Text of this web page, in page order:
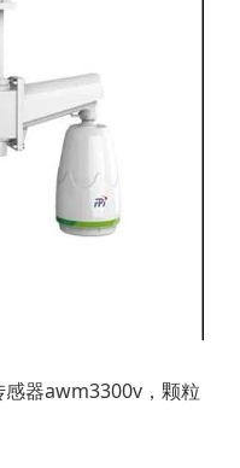
器awm3300v，颗粒